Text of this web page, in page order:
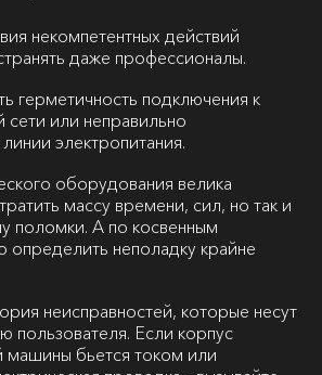
некомпетентных действий
даже профессионалы.
герметичность подключения к
или неправильно
электропитания.
оборудования велика
массу времени, сил, но так и
поломки. А по косвенным
определить неполадку крайне
неисправностей, которые несут
пользователя. Если корпус
машины бьется током или